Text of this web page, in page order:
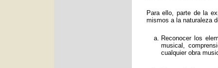
Para ello, parte de la
mismos a la naturaleza
Reconocer los
musical,
cualquier obra